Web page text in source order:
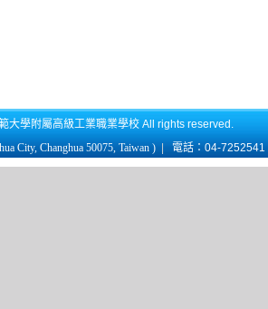
大學附屬高級工業職業學校 All rights reserved.
City, Changhua 50075, Taiwan ) 電話：04-7252541